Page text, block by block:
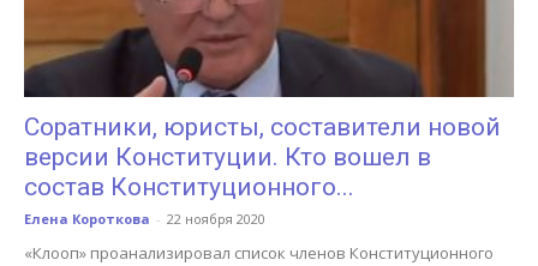
Cоратники, юристы, составители новой
версии Конституции. Кто вошел в
состав Конституционного...
Елена Короткова - 22 ноября 2020
«Клооп» проанализировал список членов Конституционного